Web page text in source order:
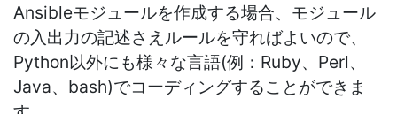
Ansibleモジュールを作成する場合、モジュール
の入出力の記述さえルールを守ればよいので、
Python以外にも様々な言語(例：Ruby、Perl、
Java、bash)でコーディングすることができま